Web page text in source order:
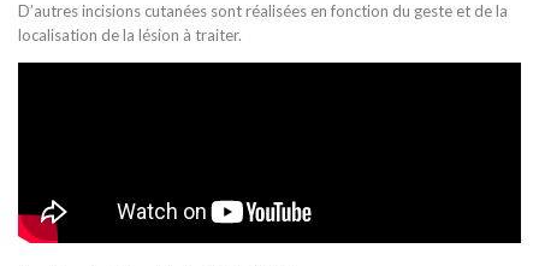
D’autres incisions cutanées sont réalisées en fonction du geste et de la
localisation de la lésion à traiter.